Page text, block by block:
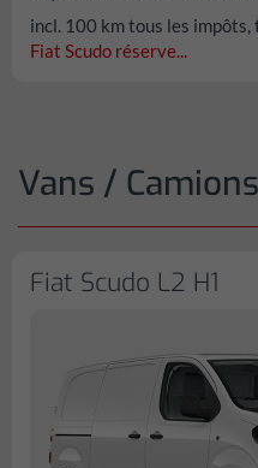
incl. 100 km tous les impôts,
Fiat Scudo réserve...
Vans / Camions
Fiat Scudo L2 H1